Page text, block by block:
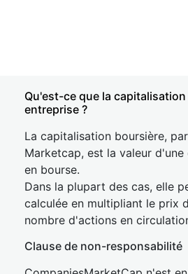
Qu'est-ce que la
entreprise ?
La capitalisation boursière,
Marketcap, est la valeur
en bourse.
Dans la plupart des cas, elle
calculée en multipliant le prix
nombre d'actions en
Clause de non-responsabilité